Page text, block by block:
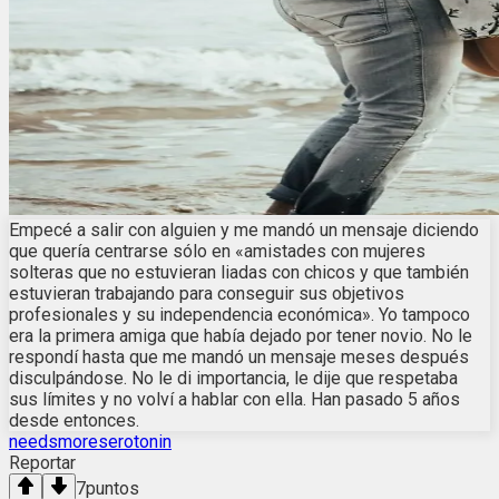
Empecé a salir con alguien y me mandó un mensaje diciendo
que quería centrarse sólo en «amistades con mujeres
solteras que no estuvieran liadas con chicos y que también
estuvieran trabajando para conseguir sus objetivos
profesionales y su independencia económica». Yo tampoco
era la primera amiga que había dejado por tener novio. No le
respondí hasta que me mandó un mensaje meses después
disculpándose. No le di importancia, le dije que respetaba
sus límites y no volví a hablar con ella. Han pasado 5 años
desde entonces.
needsmoreserotonin
Reportar
7puntos